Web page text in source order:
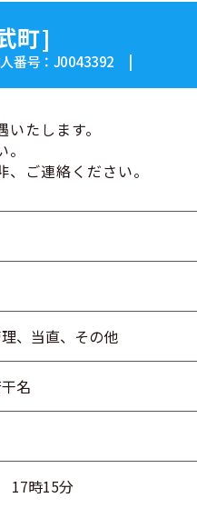
町]
番号：J0043392 |
たします。
ご連絡ください。
、当直、その他
名
時15分